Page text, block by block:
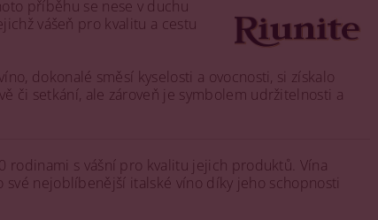
příběhu se nese v duchu
vášeň pro kvalitu a cestu
víno, dokonalé směsí kyselosti a ovocnosti, si získalo
či setkání, ale zároveň je symbolem udržitelnosti a
rodinami s vášní pro kvalitu jejich produktů. Vína
nejoblíbenější italské víno díky jeho schopnosti